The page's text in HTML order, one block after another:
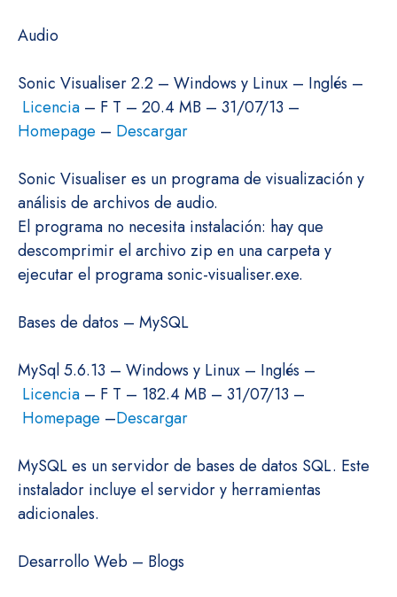
Audio
Sonic Visualiser 2.2 – Windows y Linux – Inglés –
Licencia – F T – 20.4 MB – 31/07/13 –
Homepage – Descargar
Sonic Visualiser es un programa de visualización y
análisis de archivos de audio.
El programa no necesita instalación: hay que
descomprimir el archivo zip en una carpeta y
ejecutar el programa sonic-visualiser.exe.
Bases de datos – MySQL
MySql 5.6.13 – Windows y Linux – Inglés –
Licencia – F T – 182.4 MB – 31/07/13 –
Homepage –Descargar
MySQL es un servidor de bases de datos SQL. Este
instalador incluye el servidor y herramientas
adicionales.
Desarrollo Web – Blogs